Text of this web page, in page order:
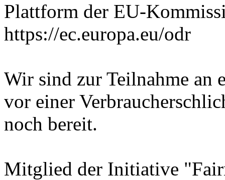
Plattform der EU-
https://ec.europa.eu/odr
Wir sind zur Teilnahme an
vor einer
noch bereit.
Mitglied der Initiative